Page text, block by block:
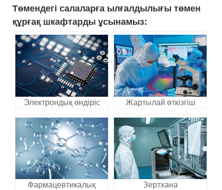
Төмендегі салаларға ылғалдылығы төмен
құрғақ шкафтарды ұсынамыз:
Электрондық өндіріс Жартылай өткізгіш
Фармацевтикалық Зертхана